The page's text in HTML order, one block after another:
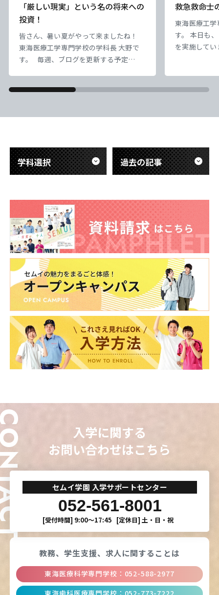
「厳しい現実」という名の将来への
投資！
皆さん、暑い夏がやって来ましたね！
東海医療工学専門学校の学科長 大野で
す。 毎週、ブログを更新する予定
し訳ございません！ 現在、2年生は病院
研修」の真っ最中です。 この2週間で、
心肺
救急救命士
東海医療工
す。 本日も
を実施して
の底上げが
味を実感で
ます
学科選択 過去の記事
入学に関する
お問い合わせはこちら
セムイ学園 入学サポートセンター
052-561-8001
[受付時間] 9:00〜17:45 [定休日] 土・日・祝
教務、学生支援、 求人に関することは
東海医療科学専門学校 ： 052-588-2977
東海歯科医療専門学校 ： 052-773-7222
東海医療科学
専門学校
専門学校
東海医療工学
専門学校
東海医療科学
専門学校
専門学校
東海医療工学
専門学校
東海医療科学
専門学校
専門学校
東海医療工学
専門学校
東海医療科学
専門学校
専門学校
東海医療工学
専門学校